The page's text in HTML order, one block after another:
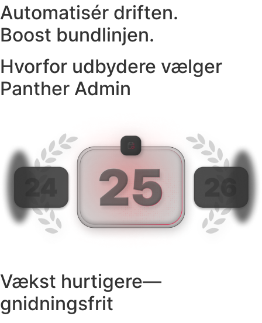
Automatisér driften.
Boost bundlinjen.
Hvorfor udbydere vælger
Panther Admin
Vækst hurtigere—
gnidningsfrit